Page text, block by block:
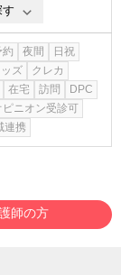
約 夜間
日祝
ズ
クレカ
在宅 訪問
DPC
ピニオン受診可
連携
師の方